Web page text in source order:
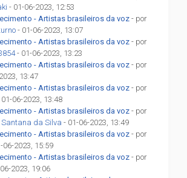
- 01-06-2023, 12:53
- Artistas brasileiros da voz - por
- 01-06-2023, 13:07
- Artistas brasileiros da voz - por
- 01-06-2023, 13:23
- Artistas brasileiros da voz - por
13:47
- Artistas brasileiros da voz - por
01-06-2023, 13:48
- Artistas brasileiros da voz - por
da Silva - 01-06-2023, 13:49
- Artistas brasileiros da voz - por
06-2023, 15:59
- Artistas brasileiros da voz - por
2023, 19:06